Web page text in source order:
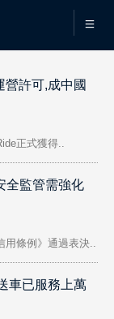
營許可,成中國
正式獲得..
全監管需強化
條例》通過表決..
車已服務上萬